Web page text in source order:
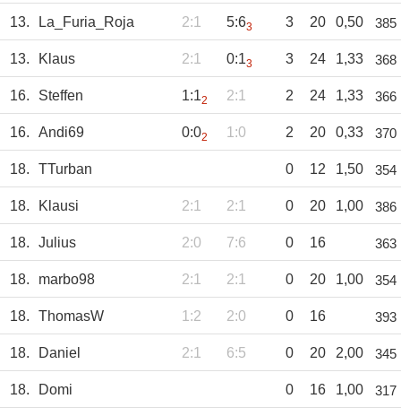
13. La_Furia_Roja 2:1 5:63 3 20 0,50 385
13. Klaus 2:1 0:13 3 24 1,33 368
16. Steffen 1:12 2:1 2 24 1,33 366
16. Andi69 0:02 1:0 2 20 0,33 370
18. TTurban 0 12 1,50 354
18. Klausi 2:1 2:1 0 20 1,00 386
18. Julius 2:0 7:6 0 16 363
18. marbo98 2:1 2:1 0 20 1,00 354
18. ThomasW 1:2 2:0 0 16 393
18. Daniel 2:1 6:5 0 20 2,00 345
18. Domi 0 16 1,00 317